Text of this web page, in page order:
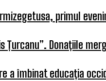
primul
Țurcanu”. Donațiile
a îmbinat educația